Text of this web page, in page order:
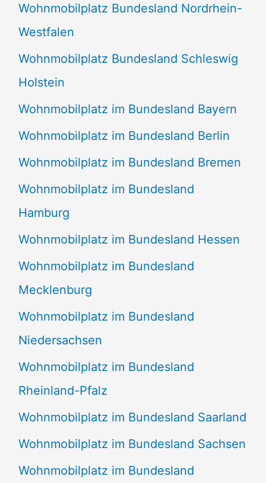
Wohnmobilplatz Bundesland Nordrhein-
Westfalen
Wohnmobilplatz Bundesland Schleswig
Holstein
Wohnmobilplatz im Bundesland Bayern
Wohnmobilplatz im Bundesland Berlin
Wohnmobilplatz im Bundesland Bremen
Wohnmobilplatz im Bundesland
Hamburg
Wohnmobilplatz im Bundesland Hessen
Wohnmobilplatz im Bundesland
Mecklenburg
Wohnmobilplatz im Bundesland
Niedersachsen
Wohnmobilplatz im Bundesland
Rheinland-Pfalz
Wohnmobilplatz im Bundesland Saarland
Wohnmobilplatz im Bundesland Sachsen
Wohnmobilplatz im Bundesland